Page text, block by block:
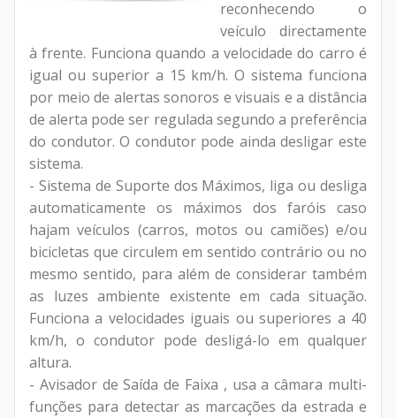
reconhecendo o
veículo directamente
à frente. Funciona quando a velocidade do carro é
igual ou superior a 15 km/h. O sistema funciona
por meio de alertas sonoros e visuais e a distância
de alerta pode ser regulada segundo a preferência
do condutor. O condutor pode ainda desligar este
sistema.
- Sistema de Suporte dos Máximos, liga ou desliga
automaticamente os máximos dos faróis caso
hajam veículos (carros, motos ou camiões) e/ou
bicicletas que circulem em sentido contrário ou no
mesmo sentido, para além de considerar também
as luzes ambiente existente em cada situação.
Funciona a velocidades iguais ou superiores a 40
km/h, o condutor pode desligá-lo em qualquer
altura.
- Avisador de Saída de Faixa , usa a câmara multi-
funções para detectar as marcações da estrada e